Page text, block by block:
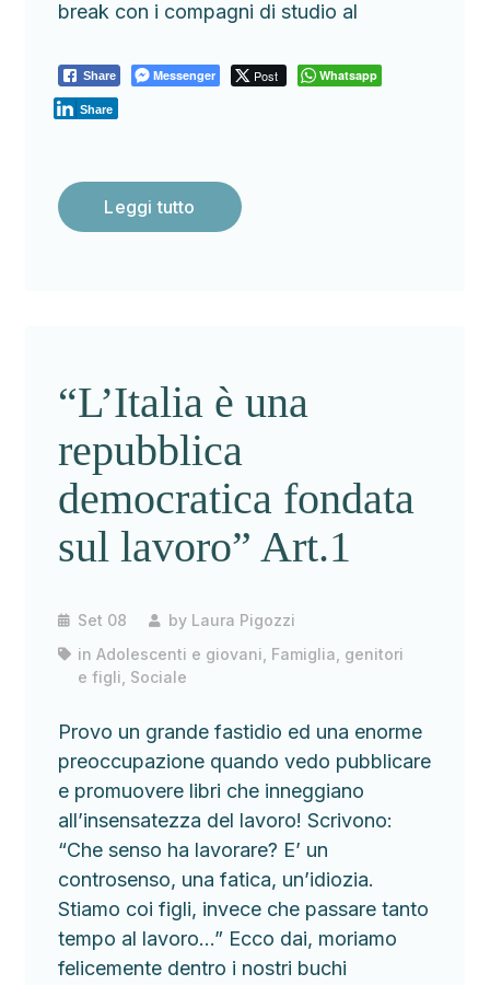
break con i compagni di studio al
Share Messenger Post Whatsapp
Share
Leggi tutto
“L’Italia è una
repubblica
democratica fondata
sul lavoro” Art.1
Set 08 by Laura Pigozzi
inAdolescenti e giovani Famiglia, genitori
e figli Sociale
Provo un grande fastidio ed una enorme
preoccupazione quando vedo pubblicare
e promuovere libri che inneggiano
all’insensatezza del lavoro! Scrivono:
“Che senso ha lavorare? E’ un
controsenso, una fatica, un’idiozia.
Stiamo coi figli, invece che passare tanto
tempo al lavoro…” Ecco dai, moriamo
felicemente dentro i nostri buchi